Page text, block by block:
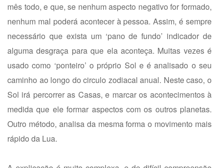
mês todo, e que, se nenhum aspecto negativo for formado,
nenhum mal poderá acontecer à pessoa. Assim, é sempre
necessário que exista um ‘pano de fundo’ indicador de
alguma desgraça para que ela aconteça. Muitas vezes é
usado como ‘ponteiro’ o próprio Sol e é analisado o seu
caminho ao longo do circulo zodiacal anual. Neste caso, o
Sol irá percorrer as Casas, e marcar os acontecimentos à
medida que ele formar aspectos com os outros planetas.
Outro método, analisa da mesma forma o movimento mais
rápido da Lua.